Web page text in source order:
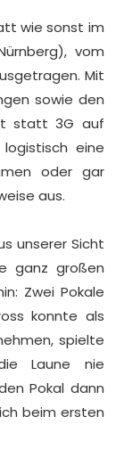
wie sonst im
vom
Mit
sowie den
statt 3G auf
eine
oder gar
aus.
unserer Sicht
ganz großen
Zwei Pokale
konnte als
spielte
Laune nie
Pokal dann
beim ersten